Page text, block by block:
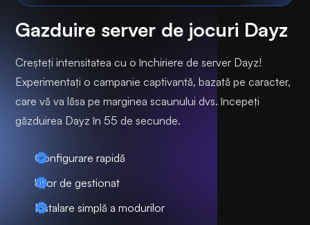
Gazduire server de jocuri Dayz
Creșteți intensitatea cu o închiriere de server Dayz!
Experimentați o campanie captivantă, bazată pe caracter,
care vă va lăsa pe marginea scaunului dvs. începeți
găzduirea Dayz în 55 de secunde.
Configurare rapidă
Ușor de gestionat
Instalare simplă a modurilor